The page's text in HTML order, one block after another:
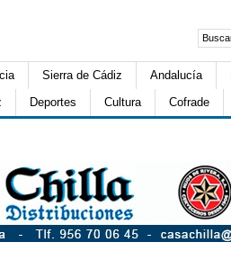
Sierra de Cádiz Andalucía
Deportes Cultura Cofrade